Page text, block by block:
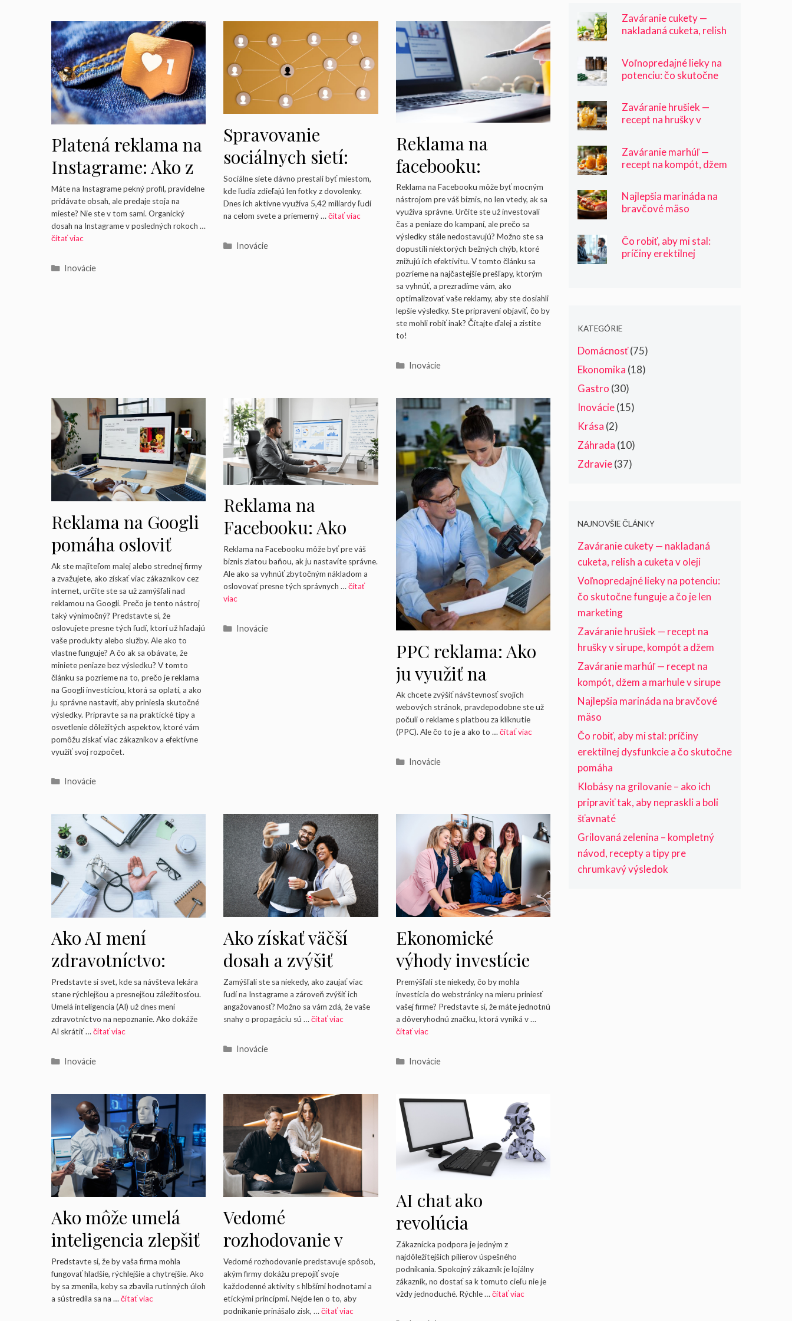
Platená reklama na
Instagrame: Ako z
nej dostať
maximum
Máte na Instagrame pekný profil, pravidelne
pridávate obsah, ale predaje stoja na
mieste? Nie ste v tom sami. Organický
dosah na Instagrame v posledných rokoch …
čítať viac
Kategórie
Inovácie
Spravovanie
sociálnych sietí:
Prečo je dnes
kľúčové pre rast
značky?
Sociálne siete dávno prestali byť miestom,
kde ľudia zdieľajú len fotky z dovolenky.
Dnes ich aktívne využíva 5,42 miliardy ľudí
na celom svete a priemerný …čítať viac
Kategórie
Inovácie
Reklama na
facebooku:
Najčastejšie chyby,
ktoré znižujú
výsledky
Reklama na Facebooku môže byť mocným
nástrojom pre váš biznis, no len vtedy, ak sa
využíva správne. Určite ste už investovali
čas a peniaze do kampaní, ale prečo sa
výsledky stále nedostavujú? Možno ste sa
dopustili niektorých bežných chýb, ktoré
znižujú ich efektivitu. V tomto článku sa
pozrieme na najčastejšie prešľapy, ktorým
sa vyhnúť, a prezradíme vám, ako
optimalizovať vaše reklamy, aby ste dosiahli
lepšie výsledky. Ste pripravení objaviť, čo by
ste mohli robiť inak? Čítajte ďalej a zistite
to!
Kategórie
Inovácie
Reklama na Googli
pomáha osloviť
ľudí presne vo
chvíli, keď hľadajú
vaše produkty
alebo služby
Ak ste majiteľom malej alebo strednej firmy
a zvažujete, ako získať viac zákazníkov cez
internet, určite ste sa už zamýšľali nad
reklamou na Googli. Prečo je tento nástroj
taký výnimočný? Predstavte si, že
oslovujete presne tých ľudí, ktorí už hľadajú
vaše produkty alebo služby. Ale ako to
vlastne funguje? A čo ak sa obávate, že
miniete peniaze bez výsledku? V tomto
článku sa pozrieme na to, prečo je reklama
na Googli investíciou, ktorá sa oplatí, a ako
ju správne nastaviť, aby priniesla skutočné
výsledky. Pripravte sa na praktické tipy a
osvetlenie dôležitých aspektov, ktoré vám
pomôžu získať viac zákazníkov a efektívne
využiť svoj rozpočet.
Kategórie
Inovácie
Reklama na
Facebooku: Ako
cieliť zákazníkov,
aby sme neplytvali
rozpočtom
Reklama na Facebooku môže byť pre váš
biznis zlatou baňou, ak ju nastavíte správne.
Ale ako sa vyhnúť zbytočným nákladom a
oslovovať presne tých správnych …čítať
viac
Kategórie
Inovácie
PPC reklama: Ako
ju využiť na
zvýšenie
návštevnosti vašej
webovej stránky
Ak chcete zvýšiť návštevnosť svojich
webových stránok, pravdepodobne ste už
počuli o reklame s platbou za kliknutie
(PPC). Ale čo to je a ako to …čítať viac
Kategórie
Inovácie
Ako AI mení
zdravotníctvo:
Diagnostika a
liečba
Predstavte si svet, kde sa návšteva lekára
stane rýchlejšou a presnejšou záležitosťou.
Umelá inteligencia (AI) už dnes mení
zdravotníctvo na nepoznanie. Ako dokáže
AI skrátiť … čítať viac
Kategórie
Inovácie
Ako získať väčší
dosah a zvýšiť
angažovanosť s
reklamou na
Instagrame
Zamýšľali ste sa niekedy, ako zaujať viac
ľudí na Instagrame a zároveň zvýšiť ich
angažovanosť? Možno sa vám zdá, že vaše
snahy o propagáciu sú …čítať viac
Kategórie
Inovácie
Ekonomické
výhody investície
do webstránky na
mieru
Premýšľali ste niekedy, čo by mohla
investícia do webstránky na mieru priniesť
vašej firme? Predstavte si, že máte jednotnú
a dôveryhodnú značku, ktorá vyniká v …
čítať viac
Kategórie
Inovácie
Ako môže umelá
inteligencia zlepšiť
efektivitu vašej
firmy?
Predstavte si, že by vaša firma mohla
fungovať hladšie, rýchlejšie a chytrejšie. Ako
by sa zmenila, keby sa zbavila rutinných úloh
a sústredila sa na …čítať viac
Vedomé
rozhodovanie v
podnikaní: Ako
zosúladiť úspech a
hodnoty
Vedomé rozhodovanie predstavuje spôsob,
akým firmy dokážu prepojiť svoje
každodenné aktivity s hlbšími hodnotami a
etickými princípmi. Nejde len o to, aby
podnikanie prinášalo zisk, …čítať viac
AI chat ako
revolúcia
zákazníckej
podpory: Bleskové
odpovede a
Zákaznícka podpora je jedným z
najdôležitejších pilierov úspešného
podnikania. Spokojný zákazník je lojálny
zákazník, no dostať sa k tomuto cieľu nie je
vždy jednoduché. Rýchle … čítať viac
Zaváranie cukety —
nakladaná cuketa, relish
Voľnopredajné lieky na
potenciu: čo skutočne
Zaváranie hrušiek —
recept na hrušky v
Zaváranie marhúľ —
recept na kompót, džem
Najlepšia marináda na
bravčové mäso
Čo robiť, aby mi stal:
príčiny erektilnej
KATEGÓRIE
Domácnosť(75)
Ekonomika (18)
Gastro (30)
Inovácie(15)
Krása (2)
Záhrada (10)
Zdravie(37)
NAJNOVŠIE ČLÁNKY
Zaváranie cukety — nakladaná
cuketa, relish a cuketa v oleji
Voľnopredajné lieky na potenciu:
čo skutočne funguje a čo je len
marketing
Zaváranie hrušiek — recept na
hrušky v sirupe, kompót a džem
Zaváranie marhúľ — recept na
kompót, džem a marhule v sirupe
Najlepšia marináda na bravčové
mäso
Čo robiť, aby mi stal: príčiny
erektilnej dysfunkcie a čo skutočne
pomáha
Klobásy na grilovanie – ako ich
pripraviť tak, aby nepraskli a boli
šťavnaté
Grilovaná zelenina – kompletný
návod, recepty a tipy pre
chrumkavý výsledok